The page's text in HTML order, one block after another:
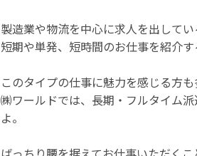
製造業や物流を中心に求人を出して
短期や単発、短時間のお仕事を紹介す
このタイプの仕事に魅力を感じる方も
㈱ワールドでは、長期・フルタイム
よ。